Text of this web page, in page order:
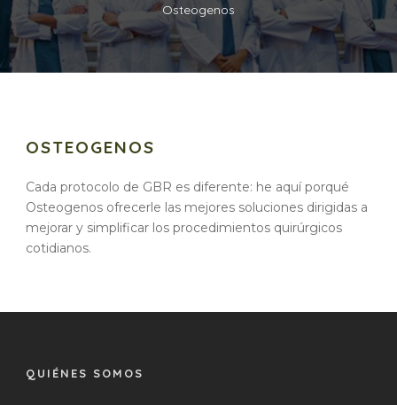
Osteogenos
OSTEOGENOS
Cada protocolo de GBR es diferente: he aquí porqué
Osteogenos ofrecerle las mejores soluciones dirigidas a
mejorar y simplificar los procedimientos quirúrgicos
cotidianos.
QUIÉNES SOMOS